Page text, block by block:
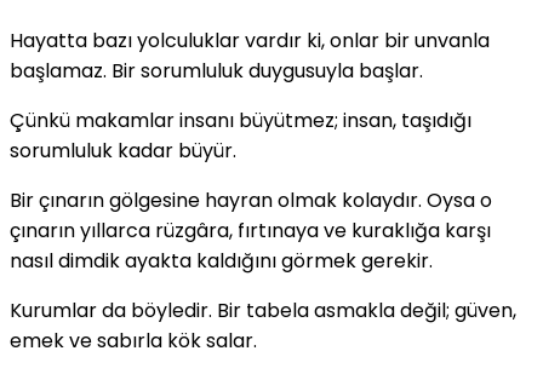
Hayatta bazı yolculuklar vardır ki, onlar bir unvanla
başlamaz. Bir sorumluluk duygusuyla başlar.
Çünkü makamlar insanı büyütmez; insan, taşıdığı
sorumluluk kadar büyür.
Bir çınarın gölgesine hayran olmak kolaydır. Oysa o
çınarın yıllarca rüzgâra, fırtınaya ve kuraklığa karşı
nasıl dimdik ayakta kaldığını görmek gerekir.
Kurumlar da böyledir. Bir tabela asmakla değil; güven,
emek ve sabırla kök salar.